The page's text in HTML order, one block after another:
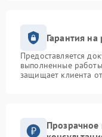
Гарантия на
Предоставляется
выполненные
защищает клиента
Прозрачное